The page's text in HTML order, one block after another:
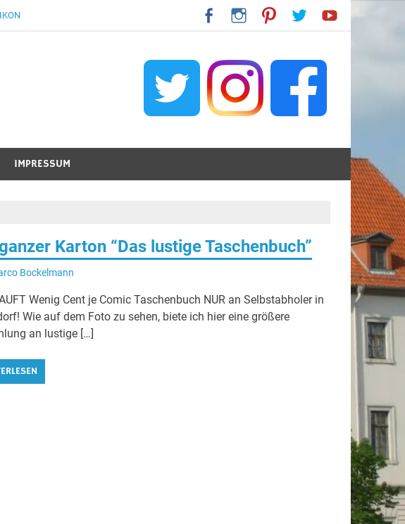
IMPRESSUM
Karton “Das lustige Taschenbuch”
Bockelmann
Wenig Cent je Comic Taschenbuch NUR an Selbstabholer in
Wie auf dem Foto zu sehen, biete ich hier eine größere
an lustige […]